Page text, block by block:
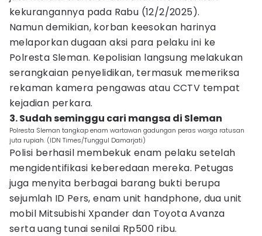
kekurangannya pada Rabu (12/2/2025).
Namun demikian, korban keesokan harinya
melaporkan dugaan aksi para pelaku ini ke
Polresta Sleman. Kepolisian langsung melakukan
serangkaian penyelidikan, termasuk memeriksa
rekaman kamera pengawas atau CCTV tempat
kejadian perkara.
3. Sudah seminggu cari mangsa di Sleman
Polresta Sleman tangkap enam wartawan gadungan peras warga ratusan
juta rupiah. (IDN Times/Tunggul Damarjati)
Polisi berhasil membekuk enam pelaku setelah
mengidentifikasi keberedaan mereka. Petugas
juga menyita berbagai barang bukti berupa
sejumlah ID Pers, enam unit handphone, dua unit
mobil Mitsubishi Xpander dan Toyota Avanza
serta uang tunai senilai Rp500 ribu.